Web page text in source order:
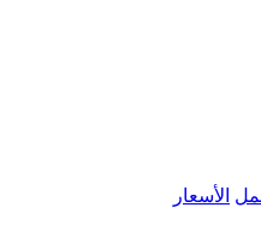
الأسعار